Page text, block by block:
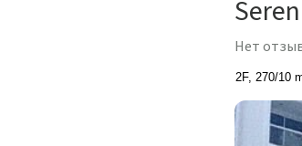
Нет
2F, 270/10